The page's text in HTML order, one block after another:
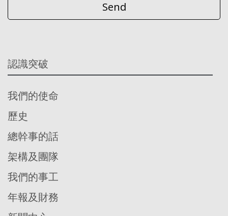
認識突破
我們的使命
歷史
總幹事的話
架構及團隊
我們的事工
年報及財務